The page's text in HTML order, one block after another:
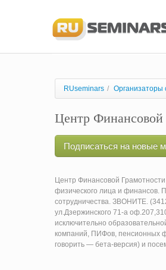
RUseminars / Организаторы
Центр Финансовой
Подписаться на новые
Центр Финансовой
физического лица и финансов.
сотрудничества. ЗВОНИТЕ.
ул.Дзержинского 71-а
исключительно
компаний, ПИФов, пенсионных
говорить — бета-версия) и